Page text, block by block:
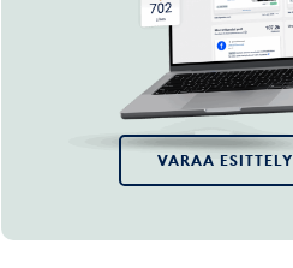
VARAA ESITTELY